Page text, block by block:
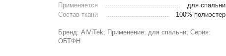
Применяется
для спальни
Состав ткани
100% полиэстер
Бренд: AlViTek; Применение: для спальни; Серия:
ОБТФН